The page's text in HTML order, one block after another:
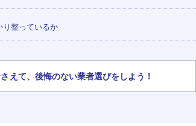
整っているか
えて、後悔のない業者選びをしよう！